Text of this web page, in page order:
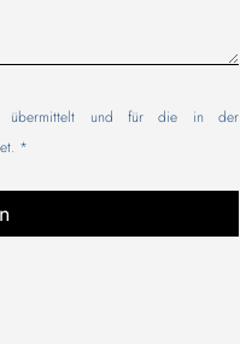
übermittelt und für die in der
*